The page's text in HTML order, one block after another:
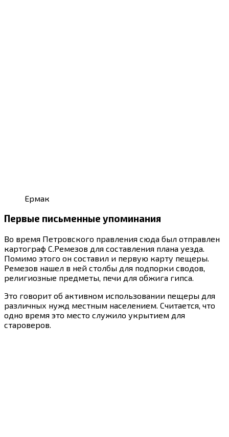
Ермак
Первые письменные упоминания
Во время Петровского правления сюда был отправлен
картограф С.Ремезов для составления плана уезда.
Помимо этого он составил и первую карту пещеры.
Ремезов нашел в ней столбы для подпорки сводов,
религиозные предметы, печи для обжига гипса.
Это говорит об активном использовании пещеры для
различных нужд местным населением. Считается, что
одно время это место служило укрытием для
староверов.